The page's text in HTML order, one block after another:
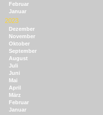
Februar
Januar
2023
Dezember
November
Oktober
September
August
Juli
Juni
Mai
April
März
Februar
Januar